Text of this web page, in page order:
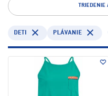
TRIEDENIE
DETI PLÁVANIE